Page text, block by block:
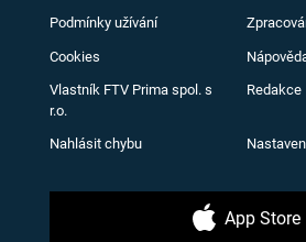
Podmínky užívání
Cookies
Vlastník FTV Prima spol. s
r.o.
Redakce
Nahlásit chybu
App Store